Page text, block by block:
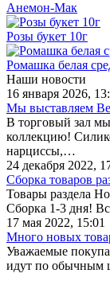
Анемон-Мак
Розы букет 10г
Ромашка белая
Наши новости
16 января 2026,
Мы выставляем
В торговый зал
коллекцию!
нарциссы,…
24 декабря 2022,
Сборка товаров
Товары раздела
Сборка 1-3 дня!
17 мая 2022, 15:01
Много новых
Уважаемые
идут по обычным